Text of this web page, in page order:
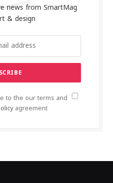
news from SmartMag
& design.
to the our terms and
agreement.